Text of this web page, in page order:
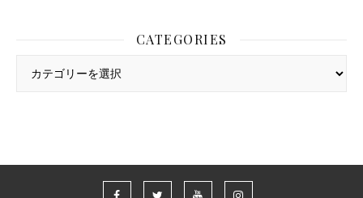
CATEGORIES
Categories